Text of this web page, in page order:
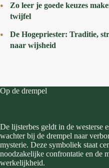
Zo leer je goede keuzes
twijfel
De Hogepriester: Traditie,
naar wijsheid
Op de drempel
De lijsterbes geldt in de westerse
wachter bij de drempel naar
mysterie. Deze symboliek staat
noodzakelijke confrontatie en de
werkelijkheid.